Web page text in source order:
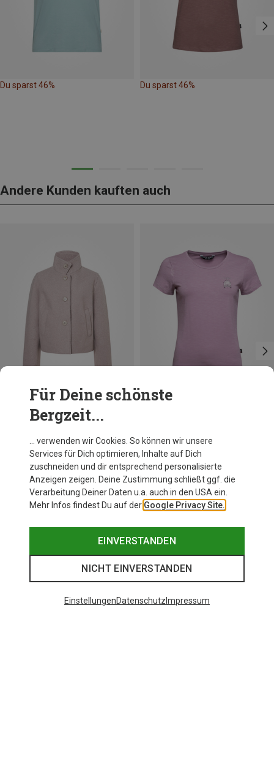
Du sparst 46% Du sparst 46%
Andere Kunden kauften auch
Du sparst 31%
Chillaz
Damen Gandia E Ciao T-Shirt
49,95 €
Für Deine schönste
Bergzeit...
… verwenden wir Cookies. So können wir unsere
Services für Dich optimieren, Inhalte auf Dich
zuschneiden und dir entsprechend personalisierte
Anzeigen zeigen. Deine Zustimmung schließt ggf. die
Verarbeitung Deiner Daten u.a. auch in den USA ein.
Mehr Infos findest Du auf der Google Privacy Site.
EINVERSTANDEN
NICHT EINVERSTANDEN
EinstellungenDatenschutz Impressum